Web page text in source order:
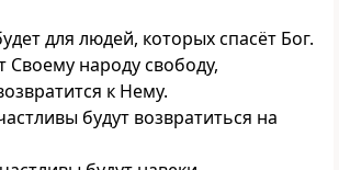
для людей, которых спасёт Бог.
Своему народу свободу,
к Нему.
будут возвратиться на